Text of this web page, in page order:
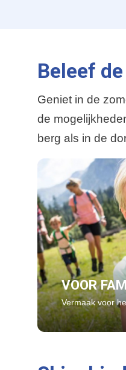
Beleef
Geniet in de
de
berg als in de
VOOR
Vermaak voor